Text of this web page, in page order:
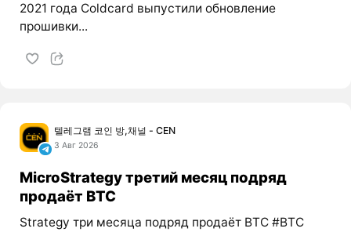
2021 года Coldcard выпустили обновление
прошивки...
텔레그램 코인 방,채널 - CEN
3 Авг 2026
MicroStrategy третий месяц подряд
продаёт BTC
Strategy три месяца подряд продаёт BTC #BTC